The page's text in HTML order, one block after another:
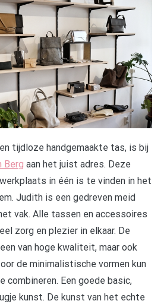
tijdloze handgemaakte tas, is bij
Berg aan het juist adres. Deze
in één is te vinden in het
Judith is een gedreven meid
vak. Alle tassen en accessoires
zorg en plezier in elkaar. De
van hoge kwaliteit, maar ook
de minimalistische vormen kun
combineren. Een goede basic,
kunst. De kunst van het echte